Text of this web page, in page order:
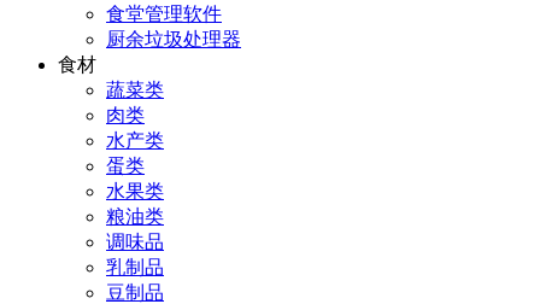
食堂管理软件
厨余垃圾处理器
食材
蔬菜类
肉类
水产类
蛋类
水果类
粮油类
调味品
乳制品
豆制品